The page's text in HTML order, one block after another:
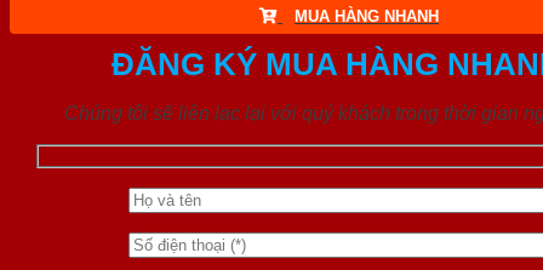
MUA HÀNG NHANH
ĐĂNG KÝ MUA HÀNG
Chúng tôi sẽ liên lạc lại với quý khách trong thời gian